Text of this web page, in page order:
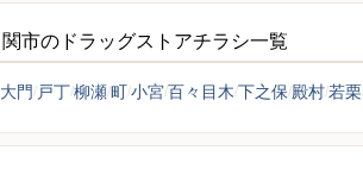
関市のドラッグストアチラシ一覧
大門 戸丁柳瀬町小宮百々目木 下之保 殿村若栗